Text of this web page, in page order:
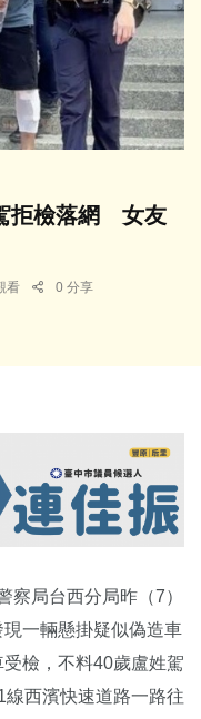
拒檢落網 女友
看 0 分享
察局台西分局昨（7）
一輛懸掛疑似偽造車
檢，不料40歲盧姓駕
西濱快速道路一路往